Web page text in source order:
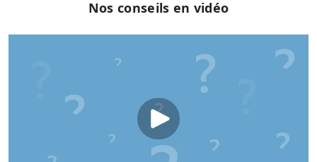
Nos conseils en vidéo